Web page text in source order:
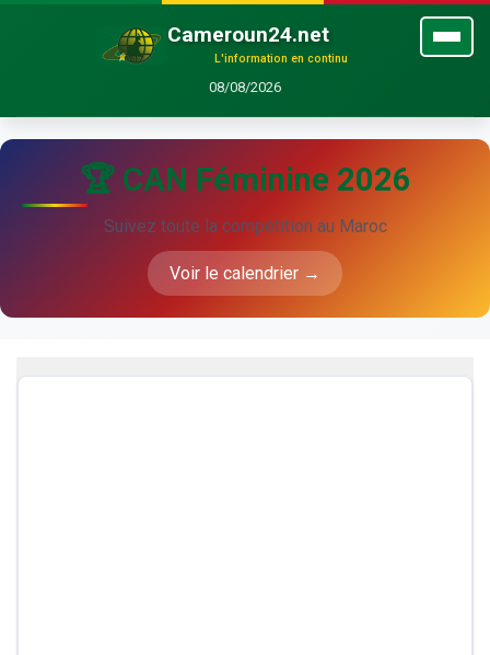
Cameroun24.net
L'information en continu
08/08/2026
🏆 CAN Féminine 2026
Suivez toute la compétition au Maroc
Voir le calendrier →